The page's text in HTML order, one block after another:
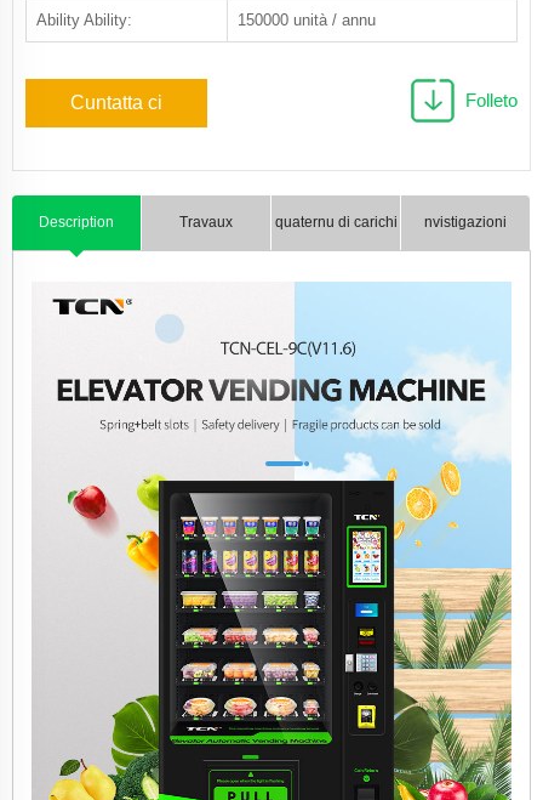
Ability Ability: 150000 unità / annu
Cuntatta ci Folleto
Description Travaux quaternu di carichi nvistigazioni